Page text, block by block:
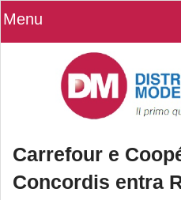
Menu
Carrefour e
Concordis entra